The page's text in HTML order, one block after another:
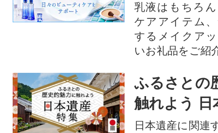
乳液はもちろ
ケアアイテム
するメイクア
いお礼品をご紹
ふるさとの
触れよう 日
日本遺産に関連